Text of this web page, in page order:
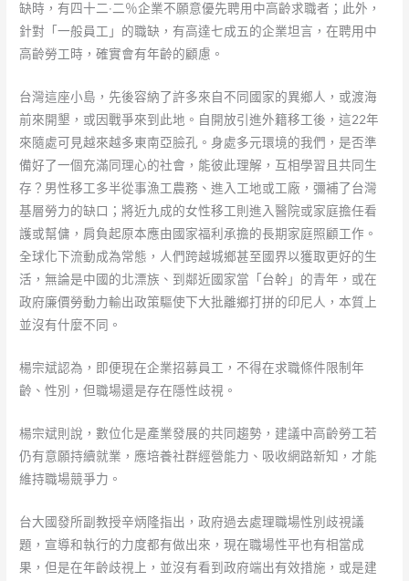
缺時，有四十二‧二％企業不願意優先聘用中高齡求職者；此外，
針對「一般員工」的職缺，有高達七成五的企業坦言，在聘用中
高齡勞工時，確實會有年齡的顧慮。
台灣這座小島，先後容納了許多來自不同國家的異鄉人，或渡海
前來開墾，或因戰爭來到此地。自開放引進外籍移工後，這22年
來隨處可見越來越多東南亞臉孔。身處多元環境的我們，是否準
備好了一個充滿同理心的社會，能彼此理解，互相學習且共同生
存？男性移工多半從事漁工農務、進入工地或工廠，彌補了台灣
基層勞力的缺口；將近九成的女性移工則進入醫院或家庭擔任看
護或幫傭，肩負起原本應由國家福利承擔的長期家庭照顧工作。
全球化下流動成為常態，人們跨越城鄉甚至國界以獲取更好的生
活，無論是中國的北漂族、到鄰近國家當「台幹」的青年，或在
政府廉價勞動力輸出政策驅使下大批離鄉打拼的印尼人，本質上
並沒有什麼不同。
楊宗斌認為，即便現在企業招募員工，不得在求職條件限制年
齡、性別，但職場還是存在隱性歧視。
楊宗斌則說，數位化是產業發展的共同趨勢，建議中高齡勞工若
仍有意願持續就業，應培養社群經營能力、吸收網路新知，才能
維持職場競爭力。
台大國發所副教授辛炳隆指出，政府過去處理職場性別歧視議
題，宣導和執行的力度都有做出來，現在職場性平也有相當成
果，但是在年齡歧視上，並沒有看到政府端出有效措施，或是建